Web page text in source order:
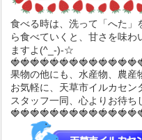
食べる時は、洗って「へた」
ら食べていくと、甘さを味わ
ますよ(^_-)-☆
果物の他にも、水産物、農産
お気軽に、天草市イルカセン
スタッフ一同、心よりお待ち